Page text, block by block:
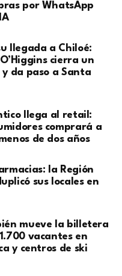
por WhatsApp
llegada a Chiloé:
cierra un
y da paso a Santa
llega al retail:
comprará a
de dos años
la Región
sus locales en
mueve la billetera
vacantes en
y centros de ski